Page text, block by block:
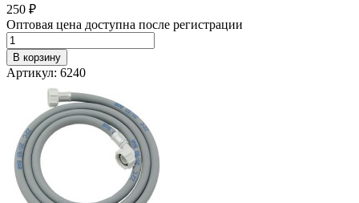
250 ₽
Оптовая цена доступна после регистрации
В корзину
Артикул: 6240